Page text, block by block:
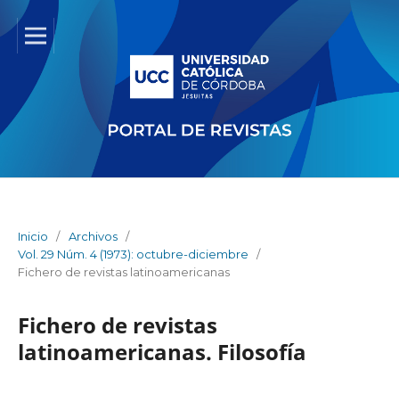
Inicio / Archivos /
Vol. 29 Núm. 4 (1973): octubre-diciembre
/
Fichero de revistas latinoamericanas
Fichero de revistas
latinoamericanas. Filosofía